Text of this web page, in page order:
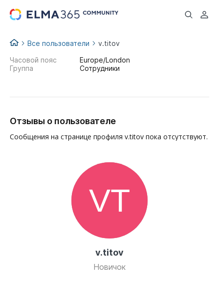
...
Все пользователи v.titov
v.titov
Новичок
Часовой пояс
Europe/London
Группа
Сотрудники
Отзывы о пользователе
Сообщения на странице профиля v.titov пока отсутствуют.